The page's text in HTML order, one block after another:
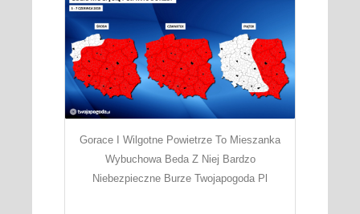
Gorace I Wilgotne Powietrze To Mieszanka
Wybuchowa Beda Z Niej Bardzo
Niebezpieczne Burze Twojapogoda Pl